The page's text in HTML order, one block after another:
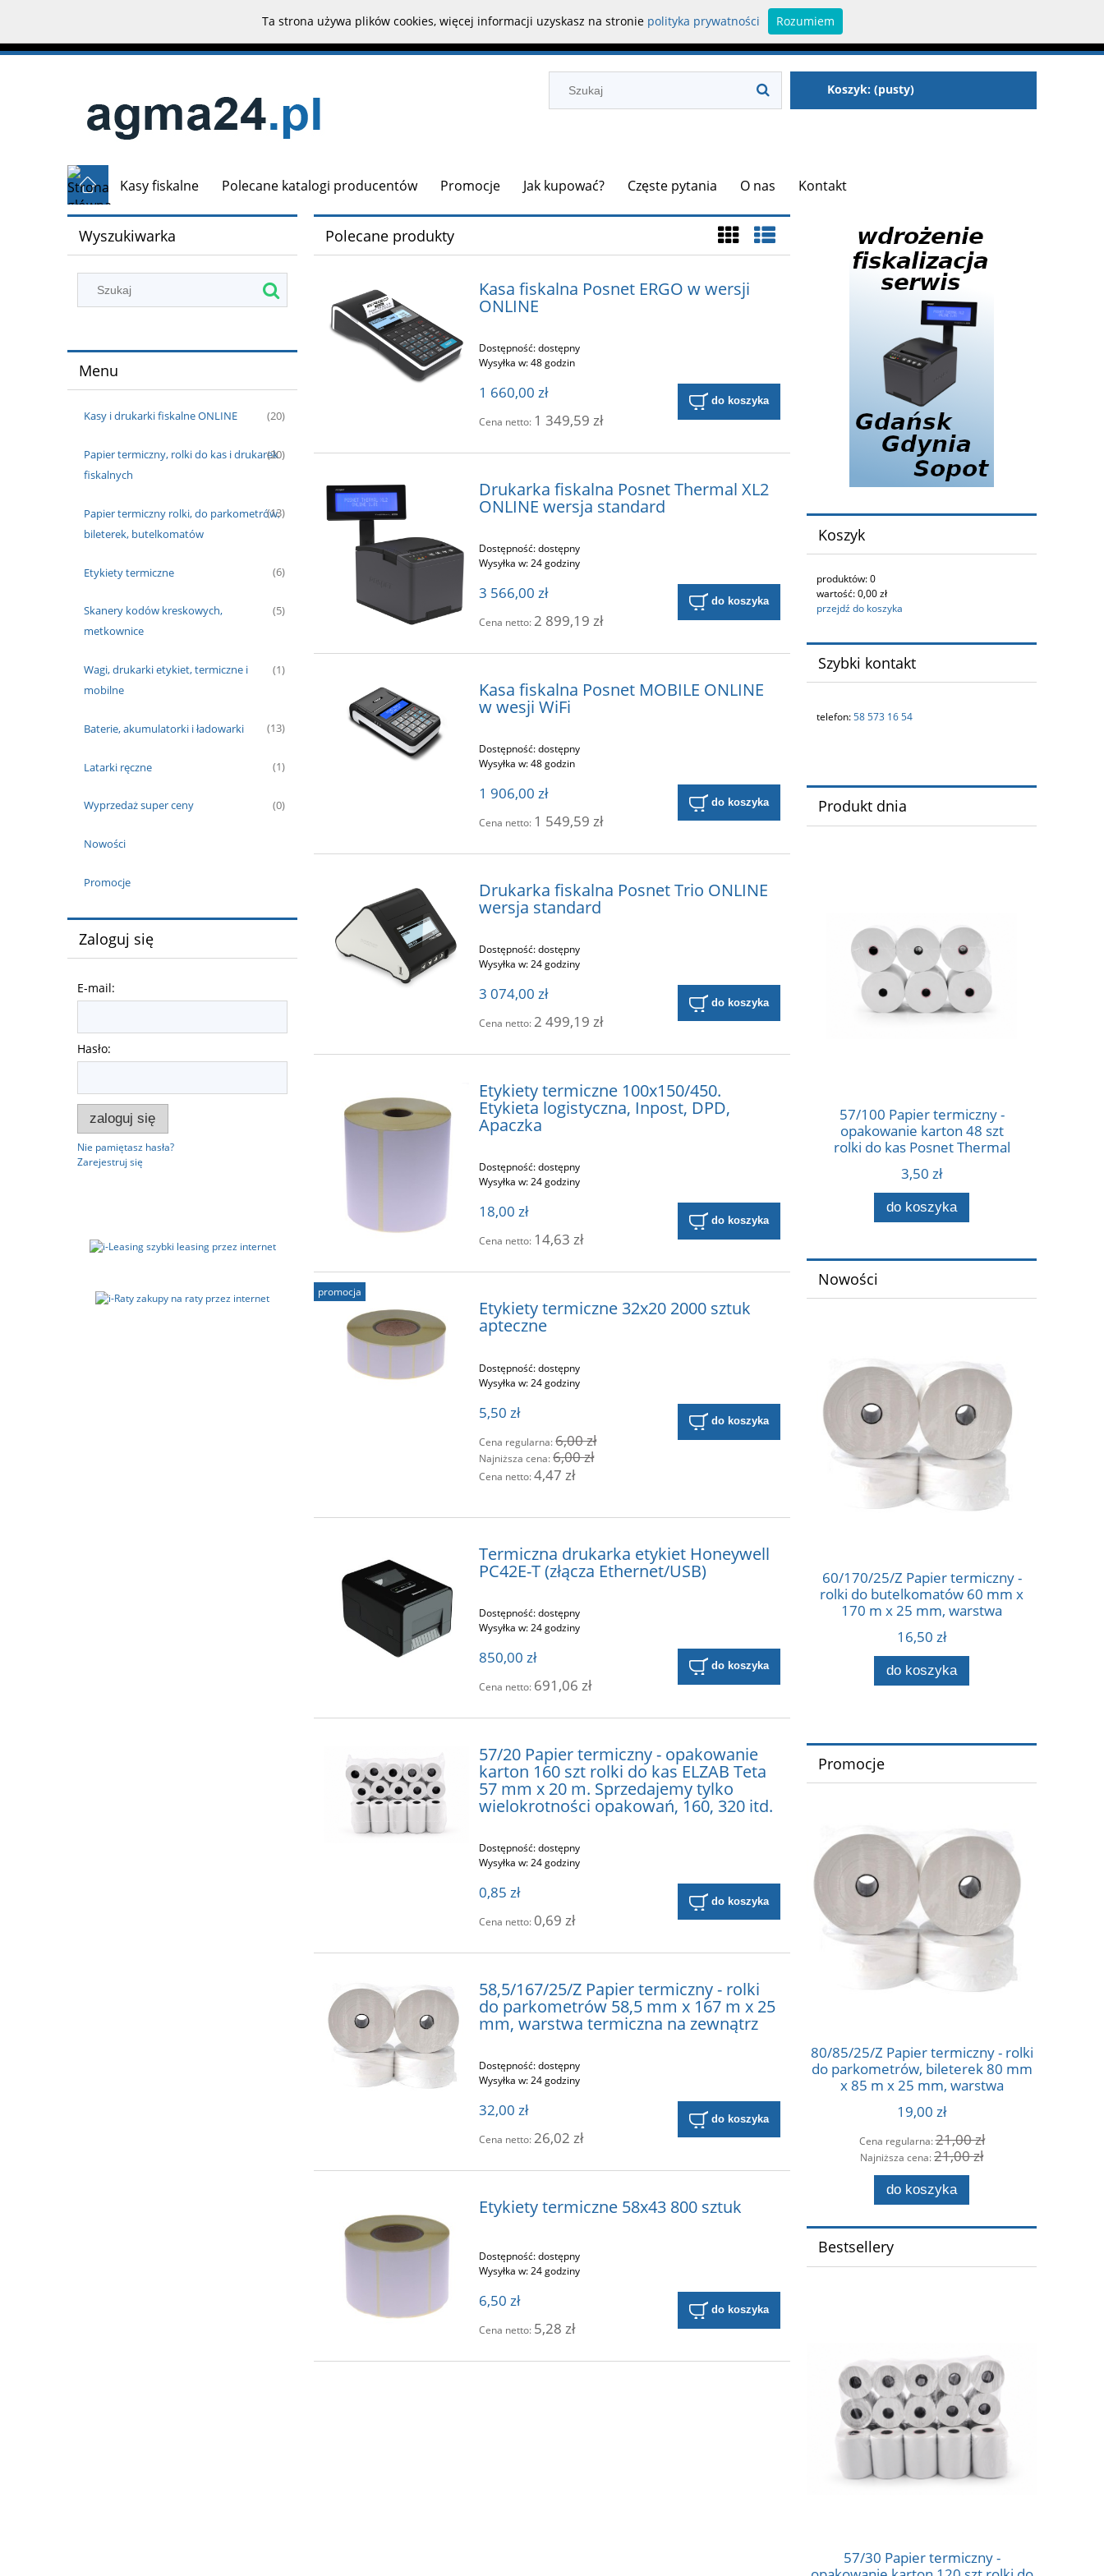
Zarejestruj się
Koszyk: (pusty)
Kasy fiskalne Polecane katalogi producentów Promocje Jak kupować? Częste pytania O nas Kontakt
Wyszukiwarka
Menu
Kasy i drukarki fiskalne ONLINE (20)
Papier termiczny, rolki do kas i drukarek
fiskalnych
(20)
Papier termiczny rolki, do parkometrów,
bileterek, butelkomatów
(13)
Etykiety termiczne (6)
Skanery kodów kreskowych,
metkownice
(5)
Wagi, drukarki etykiet, termiczne i
mobilne
(1)
Baterie, akumulatorki i ładowarki (13)
Latarki ręczne (1)
Wyprzedaż super ceny (0)
Nowości
Promocje
Zaloguj się
E-mail:
Hasło:
zaloguj się
Nie pamiętasz hasła?
Zarejestruj się
Polecane produkty
Kasa fiskalna Posnet ERGO w wersji
ONLINE
Dostępność:dostępny
Wysyłka w:48 godzin
1 660,00 zł
Cena netto: 1 349,59 zł
do koszyka
Drukarka fiskalna Posnet Thermal XL2
ONLINE wersja standard
Dostępność:dostępny
Wysyłka w:24 godziny
3 566,00 zł
Cena netto:2 899,19 zł
do koszyka
Kasa fiskalna Posnet MOBILE ONLINE
w wesji WiFi
Dostępność:dostępny
Wysyłka w:48 godzin
1 906,00 zł
Cena netto: 1 549,59 zł
do koszyka
Drukarka fiskalna Posnet Trio ONLINE
wersja standard
Dostępność:dostępny
Wysyłka w:24 godziny
3 074,00 zł
Cena netto:2 499,19 zł
do koszyka
Etykiety termiczne 100x150/450.
Etykieta logistyczna, Inpost, DPD,
Apaczka
Dostępność:dostępny
Wysyłka w:24 godziny
18,00 zł
Cena netto: 14,63 zł
do koszyka
Etykiety termiczne 32x20 2000 sztuk
apteczne
Dostępność:dostępny
Wysyłka w:24 godziny
5,50 zł
Cena regularna:6,00 zł
Najniższa cena:6,00 zł
Cena netto:4,47 zł
do koszyka
promocja
Termiczna drukarka etykiet Honeywell
PC42E-T (złącza Ethernet/USB)
Dostępność:dostępny
Wysyłka w:24 godziny
850,00 zł
Cena netto: 691,06 zł
do koszyka
57/20 Papier termiczny - opakowanie
karton 160 szt rolki do kas ELZAB Teta
57 mm x 20 m. Sprzedajemy tylko
wielokrotności opakowań, 160, 320 itd.
Dostępność:dostępny
Wysyłka w:24 godziny
0,85 zł
Cena netto: 0,69 zł
do koszyka
58,5/167/25/Z Papier termiczny - rolki
do parkometrów 58,5 mm x 167 m x 25
mm, warstwa termiczna na zewnątrz
Dostępność:dostępny
Wysyłka w:24 godziny
32,00 zł
Cena netto:26,02 zł
do koszyka
Etykiety termiczne 58x43 800 sztuk
Dostępność:dostępny
Wysyłka w:24 godziny
6,50 zł
Cena netto: 5,28 zł
do koszyka
Koszyk
produktów:0
wartość:0,00 zł
przejdź do koszyka
Szybki kontakt
telefon:58 573 16 54
Produkt dnia
57/100 Papier termiczny -
opakowanie karton 48 szt
rolki do kas Posnet Thermal
57 mm x 100 m.
Sprzedajemy tylko
wielokrotności opakowań, 48,
96 itd.
3,50 zł
do koszyka
Nowości
60/170/25/Z Papier termiczny -
rolki do butelkomatów 60 mm x
170 m x 25 mm, warstwa
termiczna na zewnątrz 55g
16,50 zł
do koszyka
Promocje
80/85/25/Z Papier termiczny - rolki
do parkometrów, bileterek 80 mm
x 85 m x 25 mm, warstwa
termiczna na zewnątrz
19,00 zł
Cena regularna:21,00 zł
Najniższa cena:21,00 zł
do koszyka
Bestsellery
57/30 Papier termiczny -
Ta strona używa plików cookies, więcej informacji uzyskasz na stronie polityka prywatności Rozumiem